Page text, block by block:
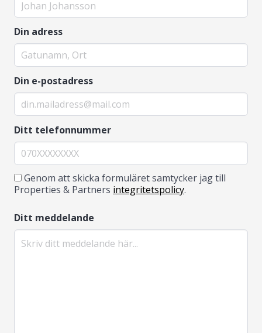
Din adress
Din e-postadress
Ditt telefonnummer
Genom att skicka formuläret samtycker jag till
Properties & Partners integritetspolicy.
Ditt meddelande